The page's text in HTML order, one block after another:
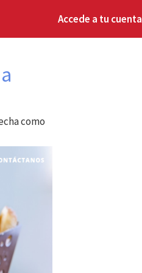
Accede a tu cuenta
como